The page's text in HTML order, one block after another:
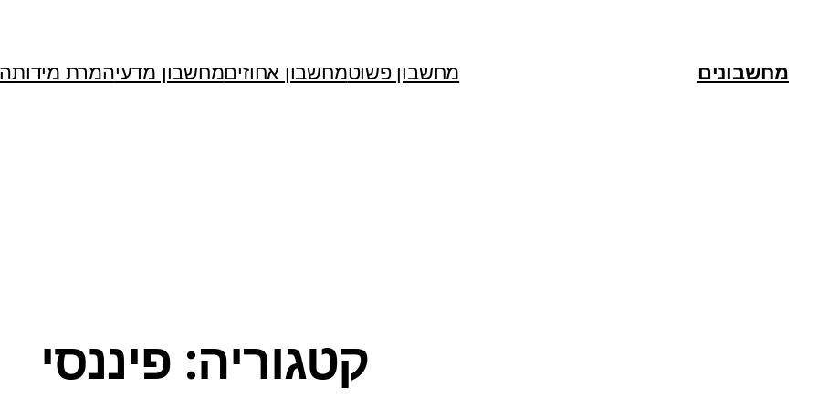
מחשבונים מחשבון פשוטמחשבון אחוזיםמחשבון מדעיהמרת מידות
קטגוריה: פיננסי